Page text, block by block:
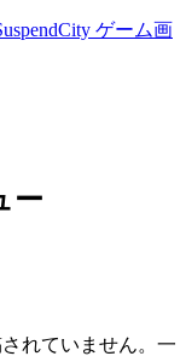
ー
れていません。一